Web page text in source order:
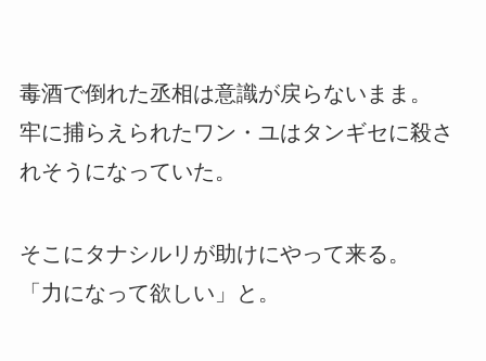
毒酒で倒れた丞相は意識が戻らないまま。
牢に捕らえられたワン・ユはタンギセに殺さ
れそうになっていた。
そこにタナシルリが助けにやって来る。
「力になって欲しい」と。